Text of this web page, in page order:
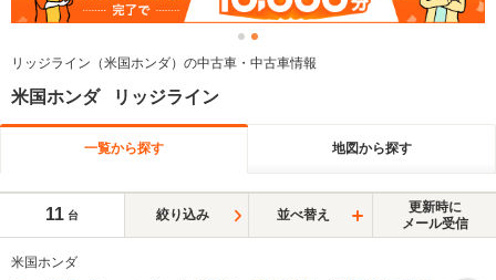
リッジライン（米国ホンダ）の中古車・中古車情報
米国ホンダ リッジライン
一覧から探す 地図から探す
11 台 絞り込み 並べ替え
更新時に
メール受信
米国ホンダ